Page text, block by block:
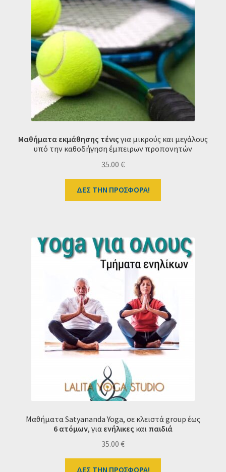
Ταμείο
HOME
Μαθήματα εκμάθησης τένις για μικρούς και μεγάλους
υπό την καθοδήγηση έμπειρων προπονητών
35.00 €
ΔΕΣ ΤΗΝ ΠΡΟΣΦΟΡΑ!
Μαθήματα Satyananda Υοga, σε κλειστά group έως
6 ατόμων, για ενήλικες και παιδιά
35.00 €
ΔΕΣ ΤΗΝ ΠΡΟΣΦΟΡΑ!